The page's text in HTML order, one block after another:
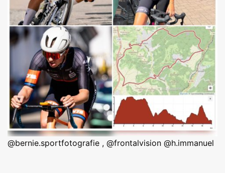
@bernie.sportfotografie , @frontalvision @h.immanuel